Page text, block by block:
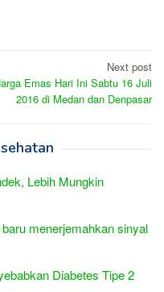
Next post
Emas Hari Ini Sabtu 16 Juli
2016 di Medan dan Denpasar
Lebih Mungkin
menerjemahkan sinyal
Diabetes Tipe 2